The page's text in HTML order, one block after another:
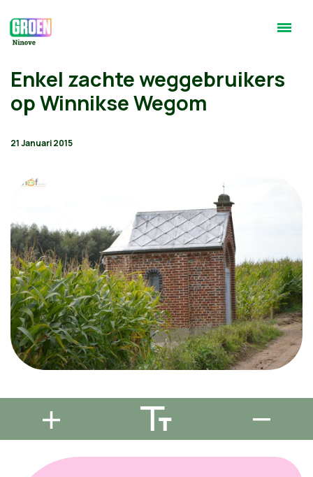
Enkel zachte weggebruikers
op Winnikse Wegom
21 Januari 2015